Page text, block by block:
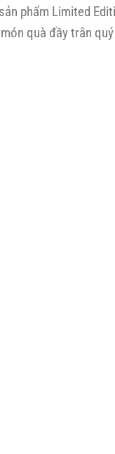
phẩm Limited
quà đầy trân